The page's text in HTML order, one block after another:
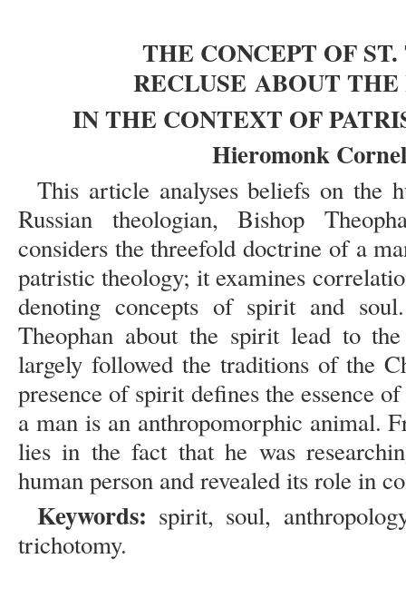
THE CONCEPT OF
RECLUSE ABOUT
IN THE CONTEXT OF
Hieromonk
This article analyses beliefs on the
Russian theologian, Bishop
considers the threefold doctrine of a
patristic theology; it examines
denoting concepts of spirit and
Theophan about the spirit lead to
largely followed the traditions of the
presence of spirit defines the essence
a man is an anthropomorphic animal.
lies in the fact that he was
human person and revealed its role in
Keywords: spirit, soul,
trichotomy.